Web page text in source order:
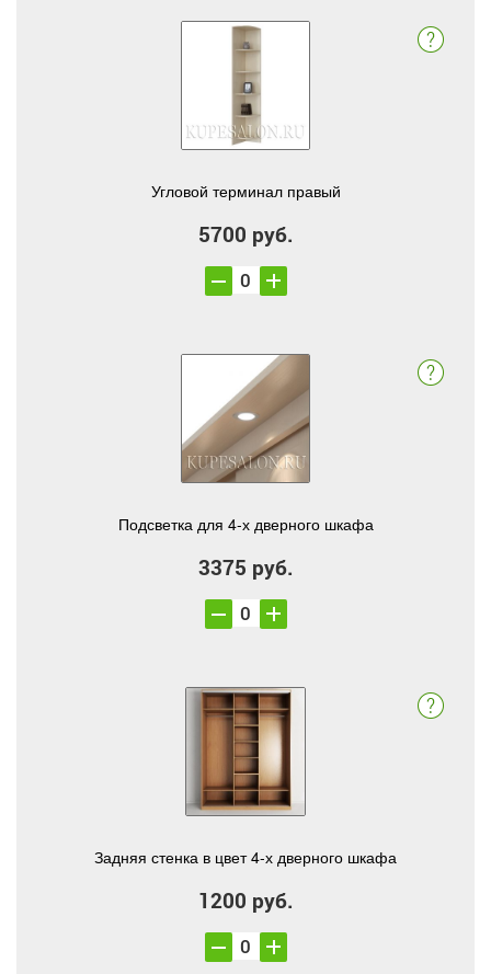
Угловой терминал правый
5700 руб.
Подсветка для 4-х дверного шкафа
3375 руб.
Задняя стенка в цвет 4-х дверного шкафа
1200 руб.